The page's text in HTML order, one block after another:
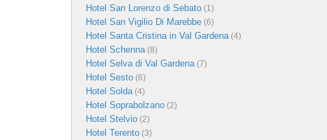
Hotel San Lorenzo di Sebato (1)
Hotel San Vigilio Di Marebbe (6)
Hotel Santa Cristina in Val Gardena(4)
Hotel Schenna(8)
Hotel Selva di Val Gardena(7)
Hotel Sesto (6)
Hotel Solda(4)
Hotel Soprabolzano (2)
Hotel Stelvio (2)
Hotel Terento (3)